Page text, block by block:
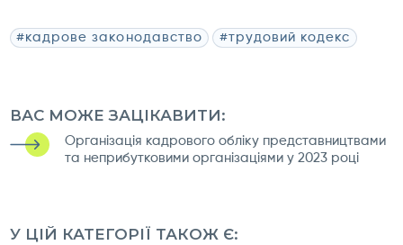
#кадрове законодавство #трудовий кодекс
ВАС МОЖЕ ЗАЦІКАВИТИ:
Організація кадрового обліку представництвами
та неприбутковими організаціями у 2023 році
У ЦІЙ КАТЕГОРІЇ ТАКОЖ Є: